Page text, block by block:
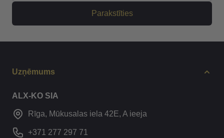
Parakstīties
Uzņēmums
ALX-KO SIA
Rīga, Mūkusalas iela 42E, A ieeja
+371 277 297 71